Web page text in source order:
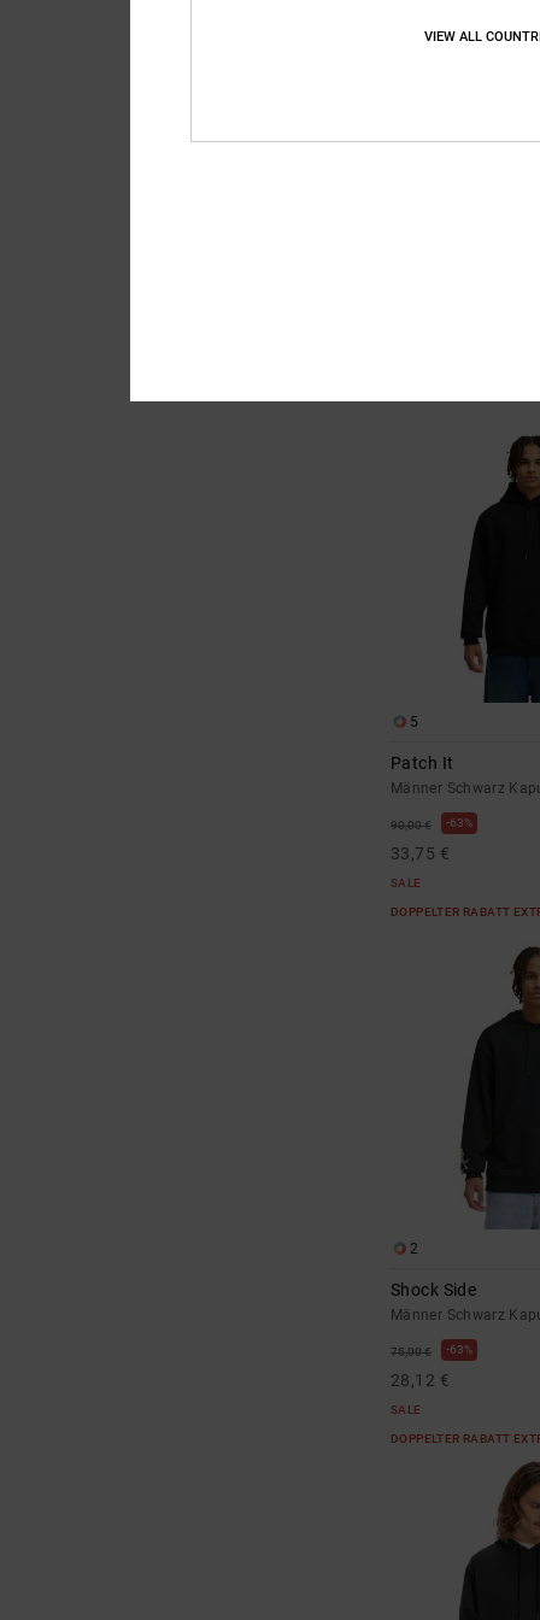
5
Patch It
Männer Schwarz
90,00 € 63%
33,75 €
SALE
DOPPELTER RABATT
2
Shock Side
Männer Schwarz
75,00 € 63%
28,12 €
SALE
DOPPELTER RABATT
VIEW ALL